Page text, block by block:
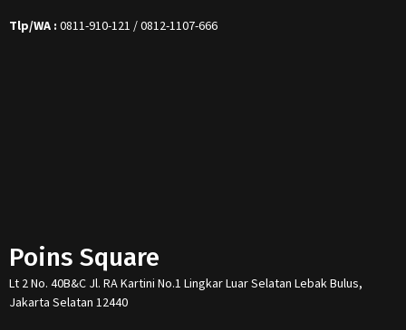
Tlp/WA : 0811-910-121 / 0812-1107-666
Poins Square
Lt 2 No. 40B&C Jl. RA Kartini No.1 Lingkar Luar Selatan Lebak Bulus,
Jakarta Selatan 12440